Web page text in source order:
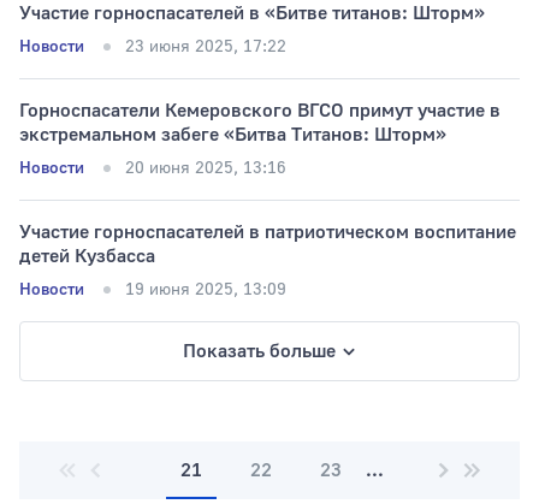
Участие горноспасателей в «Битве титанов: Шторм»
Новости 23 июня 2025, 17:22
Горноспасатели Кемеровского ВГСО примут участие в
экстремальном забеге «Битва Титанов: Шторм»
Новости 20 июня 2025, 13:16
Участие горноспасателей в патриотическом воспитание
детей Кузбасса
Новости 19 июня 2025, 13:09
Показать больше
21 22 23 ...